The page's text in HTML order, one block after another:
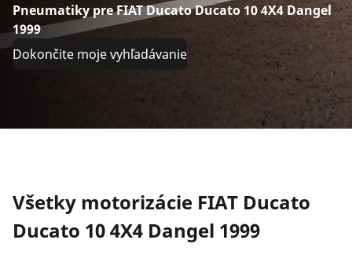
Pneumatiky pre FIAT Ducato Ducato 10 4X4 Dangel
1999
Dokončite moje vyhľadávanie
Všetky motorizácie FIAT Ducato
Ducato 10 4X4 Dangel 1999